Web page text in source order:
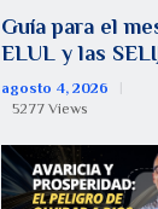
Guía para el
ELUL y las
agosto 4, 2026
5277 Views